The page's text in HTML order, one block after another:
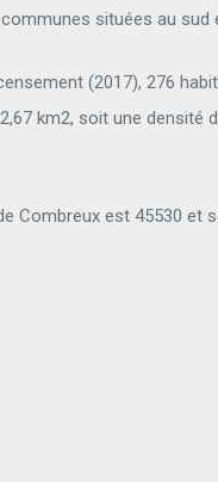
communes situées au sud
(2017), 276
km2, soit une densité
Combreux est 45530 et